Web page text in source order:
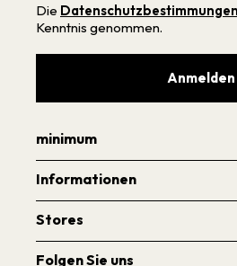
Die Datenschutzbestimmungen
Kenntnis genommen.
Anmelden
minimum
Informationen
Stores
Folgen Sie uns